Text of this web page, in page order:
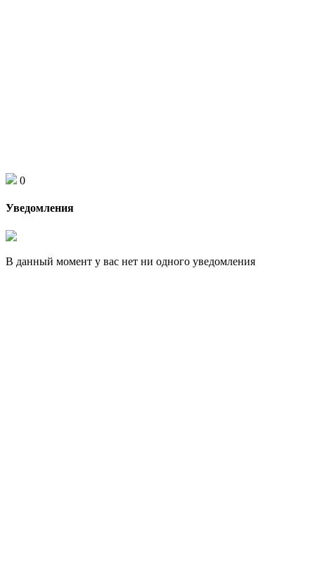
0
Уведомления
В данный момент у вас нет ни одного уведомления